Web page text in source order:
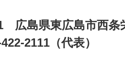
広島県東広島市西
2111（代表）